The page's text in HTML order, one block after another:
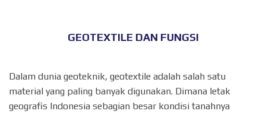
GEOTEXTILE DAN FUNGSI
Dalam dunia geoteknik, geotextile adalah salah satu
material yang paling banyak digunakan. Dimana letak
geografis Indonesia sebagian besar kondisi tanahnya